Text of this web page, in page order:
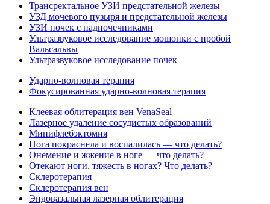
Трансректальное УЗИ предстательной железы
УЗД мочевого пузыря и предстательной железы
УЗИ почек с надпочечниками
Ультразвуковое исследование мошонки с пробой
Вальсальвы
Ультразвуковое исследование почек
Ударно-волновая терапия
Фокусированная ударно-волновая терапия
Клеевая облитерация вен VenaSeal
Лазерное удаление сосудистых образований
Минифлебэктомия
Нога покраснела и воспалилась — что делать?
Онемение и жжение в ноге — что делать?
Отекают ноги, тяжесть в ногах? Что делать?
Склеротерапия
Склеротерапия вен
Эндовазальная лазерная облитерация